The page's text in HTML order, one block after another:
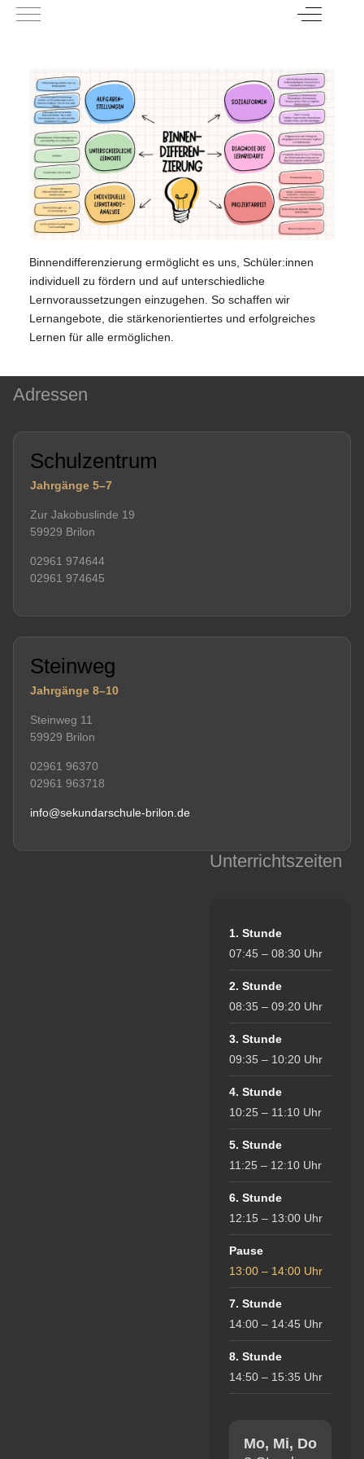
Mobile Menu Toggle Off-
Binnendifferenzierung ermöglicht es uns, Schüler:innen
individuell zu fördern und auf unterschiedliche
Lernvoraussetzungen einzugehen. So schaffen wir
Lernangebote, die stärkenorientiertes und erfolgreiches
Lernen für alle ermöglichen.
Adressen
Schulzentrum
Jahrgänge 5–7
Zur Jakobuslinde 19
59929 Brilon
02961 974644
02961 974645
Steinweg
Jahrgänge 8–10
Steinweg 11
59929 Brilon
02961 96370
02961 963718
info@sekundarschule-brilon.de
Unterrichtszeiten
1. Stunde
07:45 – 08:30 Uhr
2. Stunde
08:35 – 09:20 Uhr
3. Stunde
09:35 – 10:20 Uhr
4. Stunde
10:25 – 11:10 Uhr
5. Stunde
11:25 – 12:10 Uhr
6. Stunde
12:15 – 13:00 Uhr
Pause
13:00 – 14:00 Uhr
7. Stunde
14:00 – 14:45 Uhr
8. Stunde
14:50 – 15:35 Uhr
Mo, Mi, Do